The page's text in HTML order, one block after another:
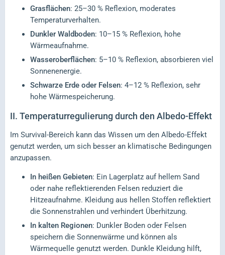
Grasflächen: 25–30 % Reflexion, moderates
Temperaturverhalten.
Dunkler Waldboden: 10–15 % Reflexion, hohe
Wärmeaufnahme.
Wasseroberflächen: 5–10 % Reflexion, absorbieren viel
Sonnenenergie.
Schwarze Erde oder Felsen: 4–12 % Reflexion, sehr
hohe Wärmespeicherung.
II. Temperaturregulierung durch den Albedo-Effekt
Im Survival-Bereich kann das Wissen um den Albedo-Effekt
genutzt werden, um sich besser an klimatische Bedingungen
anzupassen.
In heißen Gebieten: Ein Lagerplatz auf hellem Sand
oder nahe reflektierenden Felsen reduziert die
Hitzeaufnahme. Kleidung aus hellen Stoffen reflektiert
die Sonnenstrahlen und verhindert Überhitzung.
In kalten Regionen: Dunkler Boden oder Felsen
speichern die Sonnenwärme und können als
Wärmequelle genutzt werden. Dunkle Kleidung hilft,